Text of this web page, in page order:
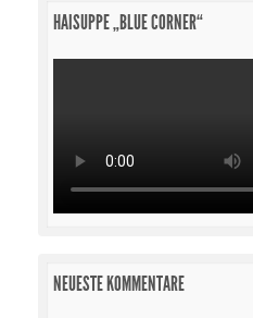
HAISUPPE „BLUE CORNER“
NEUESTE KOMMENTARE